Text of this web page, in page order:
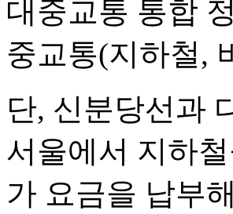
대중교통 통합
중교통(지하철,
단, 신분당선과
서울에서 지하
가 요금을 납부